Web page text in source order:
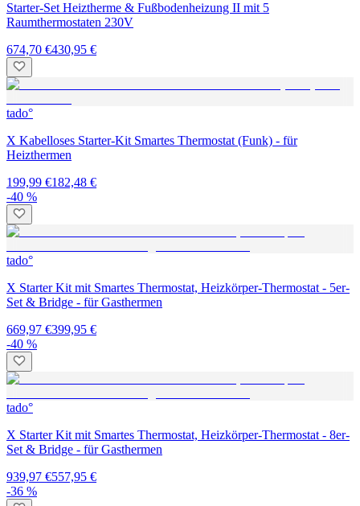
Starter-Set Heiztherme & Fußbodenheizung II mit 5
Raumthermostaten 230V
674,70 €430,95 €
tado°
X Kabelloses Starter-Kit Smartes Thermostat (Funk) - für
Heizthermen
199,99 €182,48 €
-40 %
tado°
X Starter Kit mit Smartes Thermostat, Heizkörper-Thermostat - 5er-
Set & Bridge - für Gasthermen
669,97 €399,95 €
-40 %
tado°
X Starter Kit mit Smartes Thermostat, Heizkörper-Thermostat - 8er-
Set & Bridge - für Gasthermen
939,97 €557,95 €
-36 %